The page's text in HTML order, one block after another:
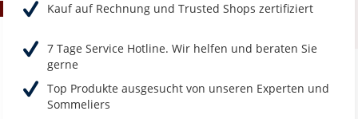
Kauf auf Rechnung und Trusted Shops zertifiziert
7 Tage Service Hotline. Wir helfen und beraten Sie
gerne
Top Produkte ausgesucht von unseren Experten und
Sommeliers